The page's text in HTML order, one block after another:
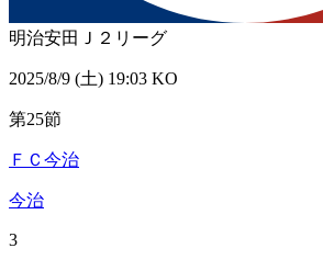
明治安田Ｊ２リーグ
2025/8/9 (土) 19:03 KO
第25節
ＦＣ今治
今治
3